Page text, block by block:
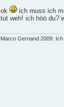
ok
ich muss ich
tut weh! ich höö
Marco Gernand 2009: